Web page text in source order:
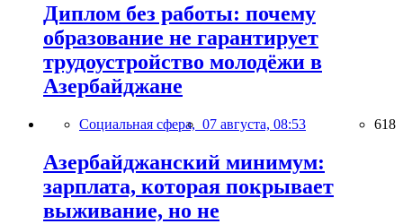
Диплом без работы: почему
образование не гарантирует
трудоустройство молодёжи в
Азербайджане
Социальная сфера, 07 августа, 08:53 618
Азербайджанский минимум:
зарплата, которая покрывает
выживание, но не